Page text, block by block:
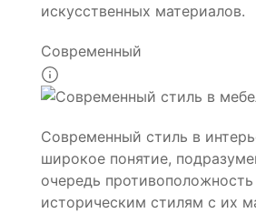
искусственных материалов.
Современный
Современный стиль в
широкое понятие,
очередь
историческим стилям с их